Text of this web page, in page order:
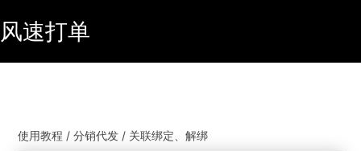
风速打单
使用教程 / 分销代发 / 关联绑定、解绑